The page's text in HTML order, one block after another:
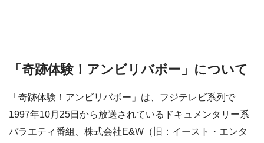
「奇跡体験！アンビリバボー」について
「奇跡体験！アンビリバボー」は、フジテレビ系列で
1997年10月25日から放送されているドキュメンタリー系
バラエティ番組、株式会社E&W（旧：イースト・エンタ